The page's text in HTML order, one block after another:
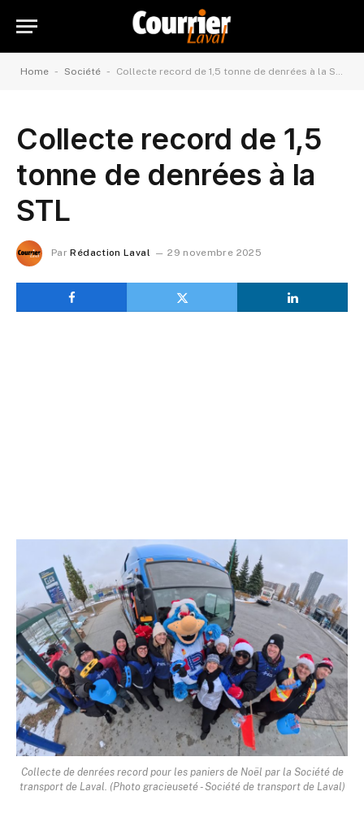
Home - Société - Collecte record de 1,5 tonne de denrées à la STL
Collecte record de 1,5
tonne de denrées à la
STL
Par Rédaction Laval 29 novembre 2025
Collecte de denrées record pour les paniers de Noël par la Société de
transport de Laval. (Photo gracieuseté - Société de transport de Laval)